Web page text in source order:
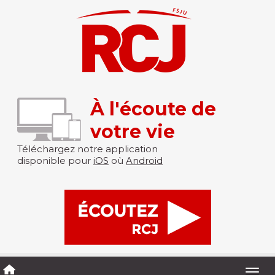
À l'écoute de
votre vie
Téléchargez notre application
disponible pour iOS où Android